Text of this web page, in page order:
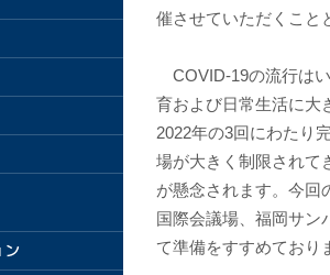
催させていただくこと
COVID-19の流行は
育および日常生活に大
2022年の3回にわたり
場が大きく制限されて
が懸念されます。今回
国際会議場、福岡サン
て準備をすすめており